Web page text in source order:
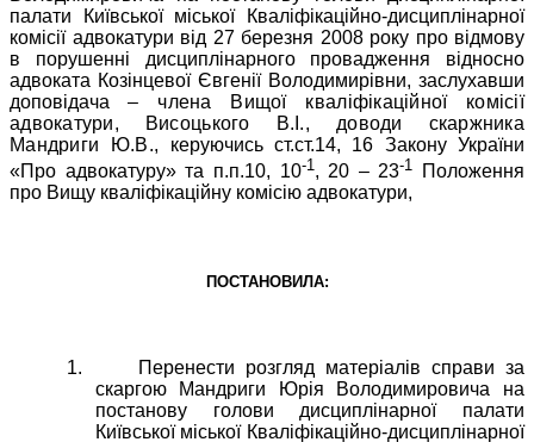
палати Київської міської Кваліфікаційно-дисциплінарної
комісії адвокатури від 27 березня 2008 року про відмову
в порушенні дисциплінарного провадження відносно
адвоката Козінцевої Євгенії Володимирівни, заслухавши
доповідача– члена Вищої кваліфікаційної комісії
адвокатури, Висоцького В.І., доводи скаржника
Мандриги Ю.В., керуючись ст.ст.14, 16 Закону України
«Про адвокатуру» та п.п.10, 10-1, 20 – 23-1
Положення
про Вищу кваліфікаційну комісію адвокатури,
ПОСТАНОВИЛА:
1.
Перенести розгляд матеріалів справи за
скаргою Мандриги Юрія Володимировича на
постанову голови дисциплінарної палати
Київської міської Кваліфікаційно-дисциплінарної